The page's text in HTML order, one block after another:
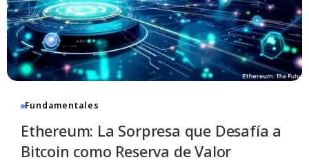
Fundamentales
Ethereum: La Sorpresa que Desafía a
Bitcoin como Reserva de Valor